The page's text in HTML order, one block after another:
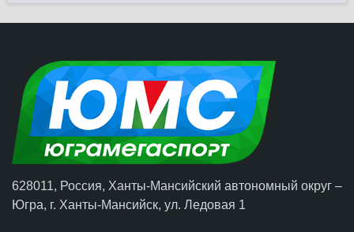
628011, Россия, Ханты-Мансийский автономный округ –
Югра, г. Ханты-Мансийск, ул. Ледовая 1